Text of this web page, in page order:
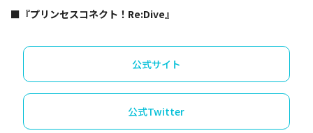
■『プリンセスコネクト！Re:Dive』
公式サイト
公式Twitter